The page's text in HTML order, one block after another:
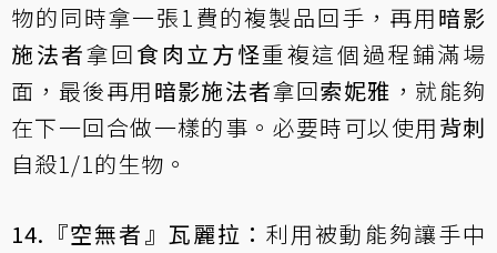
物的同時拿一張1費的複製品回手，再用暗影
施法者拿回食肉立方怪重複這個過程鋪滿場
面，最後再用暗影施法者拿回索妮雅 ，就能夠
在下一回合做一樣的事。必要時可以使用背刺
自殺1/1的生物。
14.『空無者』瓦麗拉：利用被動能夠讓手中